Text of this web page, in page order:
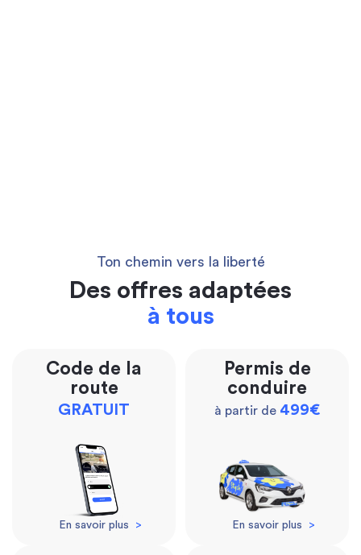
Ton chemin vers la liberté
Des offres adaptées
à tous
Code de la
route
GRATUIT
En savoir plus >
Permis de
conduire
à partir de 499€
En savoir plus >